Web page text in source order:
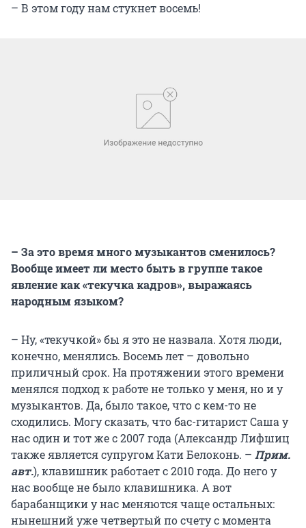
– В этом году нам стукнет восемь!
– За это время много музыкантов сменилось?
Вообще имеет ли место быть в группе такое
явление как «текучка кадров», выражаясь
народным языком?
– Ну, «текучкой» бы я это не назвала. Хотя люди,
конечно, менялись. Восемь лет – довольно
приличный срок. На протяжении этого времени
менялся подход к работе не только у меня, но и у
музыкантов. Да, было такое, что с кем-то не
сходились. Могу сказать, что бас-гитарист Саша у
нас один и тот же с 2007 года (Александр Лифшиц
также является супругом Кати Белоконь. – Прим.
авт.), клавишник работает с 2010 года. До него у
нас вообще не было клавишника. А вот
барабанщики у нас меняются чаще остальных:
нынешний уже четвертый по счету с момента